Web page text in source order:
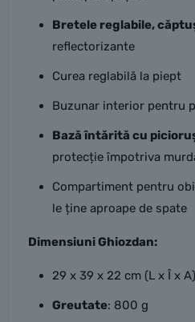
Bretele reglabile,
reflectorizante
Curea reglabilă la piept
Buzunar interior pentru
Bază întărită cu
protecție împotriva
Compartiment pentru
le ține aproape de spate
Dimensiuni Ghiozdan:
29 x 39 x 22 cm (L x Î x A)
Greutate: 800 g